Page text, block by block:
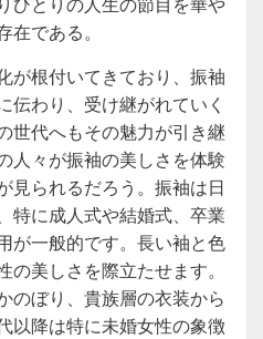
である。
が根付いてきており、振袖
伝わり、受け継がれていく
世代へもその魅力が引き継
人々が振袖の美しさを体験
見られるだろう。振袖は日
特に成人式や結婚式、卒業
が一般的です。長い袖と色
美しさを際立たせます。
のぼり、貴族層の衣装から
以降は特に未婚女性の象徴